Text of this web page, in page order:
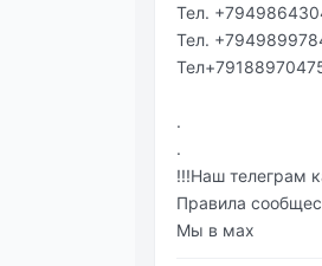
Тел.
Тел.
.
.
!!!Наш телеграм
Правила
Мы в мах